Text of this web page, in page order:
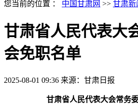
您当前的位置 ： 中国甘肃网 >> 甘肃新
甘肃省人民代表大
会免职名单
2025-08-01 09:36 来源：甘肃日报
甘肃省人民代表大会常务